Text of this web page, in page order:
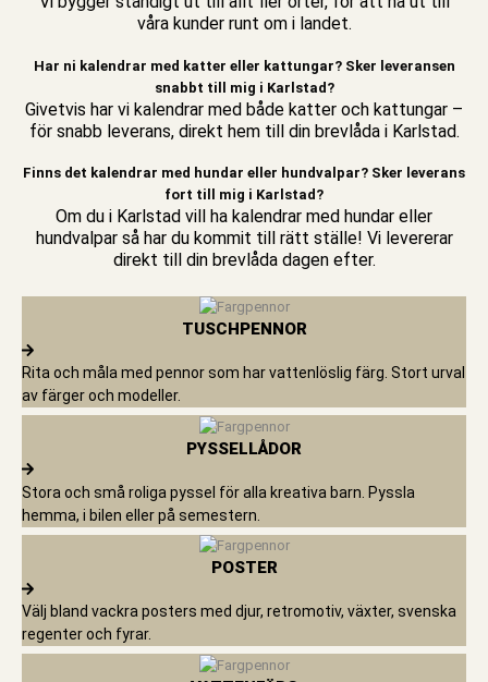
våra kunder runt om i landet.
Har ni kalendrar med katter eller kattungar? Sker leveransen
snabbt till mig i Karlstad?
Givetvis har vi kalendrar med både katter och kattungar –
för snabb leverans, direkt hem till din brevlåda i Karlstad.
Finns det kalendrar med hundar eller hundvalpar? Sker leverans
fort till mig i Karlstad?
Om du i Karlstad vill ha kalendrar med hundar eller
hundvalpar så har du kommit till rätt ställe! Vi levererar
direkt till din brevlåda dagen efter.
TUSCHPENNOR
Rita och måla med pennor som har vattenlöslig färg. Stort urval
av färger och modeller.
PYSSELLÅDOR
Stora och små roliga pyssel för alla kreativa barn. Pyssla
hemma, i bilen eller på semestern.
POSTER
Välj bland vackra posters med djur, retromotiv, växter, svenska
regenter och fyrar.